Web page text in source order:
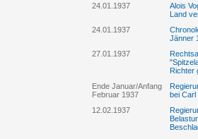
24.01.1937
Alois
Land
24.01.1937
Jänner
27.01.1937
Richter
Ende Januar/Anfang
Februar 1937
bei Carl
12.02.1937